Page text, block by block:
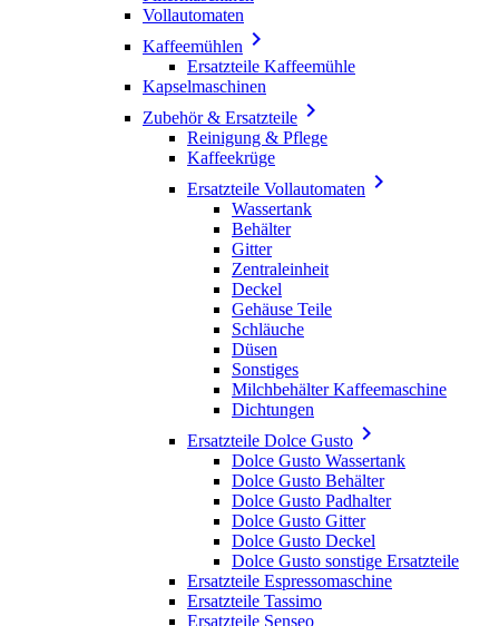
Vollautomaten
Kaffeemühlen 
Ersatzteile Kaffeemühle
Kapselmaschinen
Zubehör & Ersatzteile 
Reinigung & Pflege
Kaffeekrüge
Ersatzteile Vollautomaten 
Wassertank
Behälter
Gitter
Zentraleinheit
Deckel
Gehäuse Teile
Schläuche
Düsen
Sonstiges
Milchbehälter Kaffeemaschine
Dichtungen
Ersatzteile Dolce Gusto 
Dolce Gusto Wassertank
Dolce Gusto Behälter
Dolce Gusto Padhalter
Dolce Gusto Gitter
Dolce Gusto Deckel
Dolce Gusto sonstige Ersatzteile
Ersatzteile Espressomaschine
Ersatzteile Tassimo
Ersatzteile Senseo